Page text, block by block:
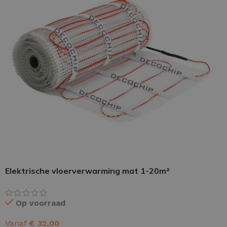
PU GIETVLOER
Gietvloer woonruimte
Tegelprimer
Elektrische vloerverwarming mat 1-20m²
Op voorraad
Vanaf € 32,00